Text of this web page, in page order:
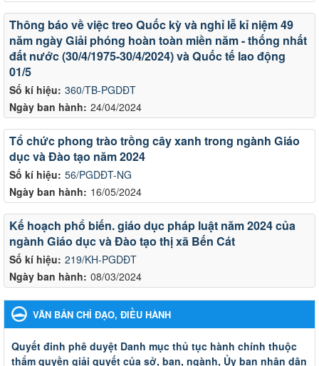
Số kí hiệu: 360/TB-PGDĐT
Ngày ban hành: 24/04/2024
Thông báo về việc treo Quốc kỳ và nghỉ lễ kỉ niệm 49
năm ngày Giải phóng hoàn toàn miền năm - thống nhất
đất nước (30/4/1975-30/4/2024) và Quốc tế lao động
01/5
Số kí hiệu: 56/PGDĐT-NG
Ngày ban hành: 16/05/2024
Tổ chức phong trào trồng cây xanh trong ngành Giáo
dục và Đào tạo năm 2024
Số kí hiệu: 219/KH-PGDĐT
Ngày ban hành: 08/03/2024
Kế hoạch phổ biến. giáo dục pháp luật năm 2024 của
ngành Giáo dục và Đào tạo thị xã Bến Cát
VĂN BẢN CHỈ ĐẠO, ĐIỀU HÀNH
Quyết đinh phê duyệt Danh mục thủ tục hành chính thuộc
thẩm quyền giải quyết của sở, ban, ngành, Ủy ban nhân dân